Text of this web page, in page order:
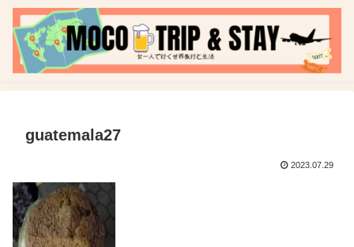
guatemala27
2023.07.29